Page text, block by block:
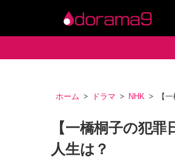
ホーム ドラマ NHK 【
【一橋桐子の犯
人生は？